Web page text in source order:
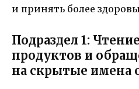
и принять более
Подраздел 1:
продуктов и
на скрытые имена